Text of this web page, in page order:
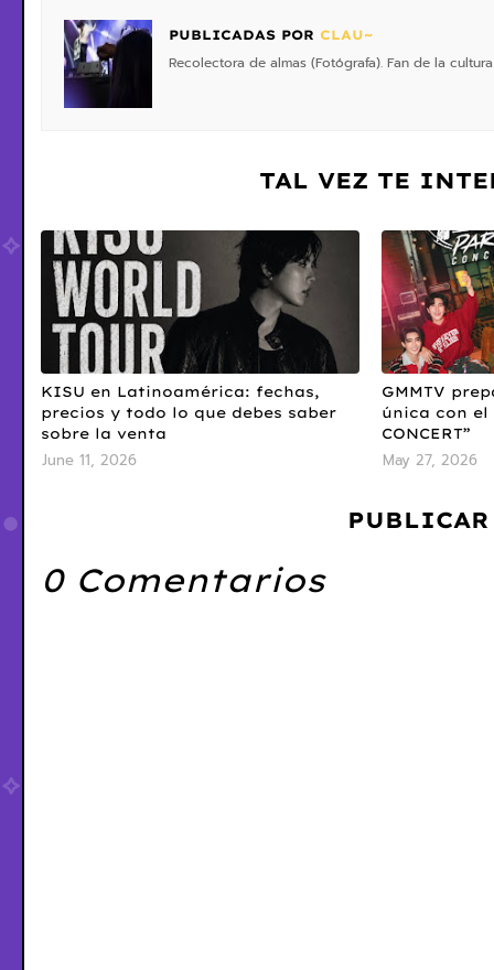
PUBLICADAS POR CLAU~
Recolectora de almas (Fotógrafa). Fan de la
TAL VEZ TE
KISU en Latinoamérica: fechas,
precios y todo lo que debes saber
sobre la venta
June 11, 2026
GMMTV
única con el
CONCERT”
May 27, 2026
0 Comentarios